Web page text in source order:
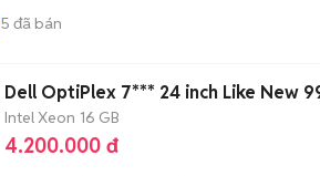
5 đã bán
Dell OptiPlex 7*** 24 inch Like New
Intel Xeon 16 GB
4.200.000 đ